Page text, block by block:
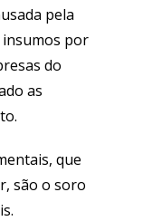
pela
por
do
as
que
são o soro